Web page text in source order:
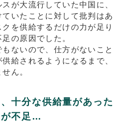
が大流行していた中国に、
いたことに対して批判はあ
を供給するだけの力が足り
の原因でした。
ないので、仕方がないこと
給されるようになるまで、
ん。
十分な供給量があった
が不足…